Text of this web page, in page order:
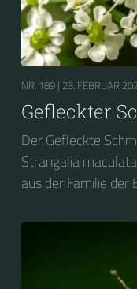
NR. 189 | 23. FEBRUAR
Gefleckter
Der Gefleckte
Strangalia
aus der Familie der